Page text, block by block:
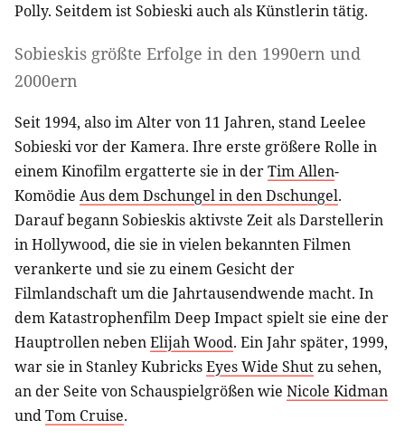
Polly. Seitdem ist Sobieski auch als Künstlerin tätig.
Sobieskis größte Erfolge in den 1990ern und
2000ern
Seit 1994, also im Alter von 11 Jahren, stand Leelee
Sobieski vor der Kamera. Ihre erste größere Rolle in
einem Kinofilm ergatterte sie in derTim Allen-
Komödie Aus dem Dschungel in den Dschungel.
Darauf begann Sobieskis aktivste Zeit als Darstellerin
in Hollywood, die sie in vielen bekannten Filmen
verankerte und sie zu einem Gesicht der
Filmlandschaft um die Jahrtausendwende macht. In
dem Katastrophenfilm Deep Impact spielt sie eine der
Hauptrollen nebenElijah Wood. Ein Jahr später, 1999,
war sie in Stanley KubricksEyes Wide Shutzu sehen,
an der Seite von Schauspielgrößen wie Nicole Kidman
undTom Cruise.